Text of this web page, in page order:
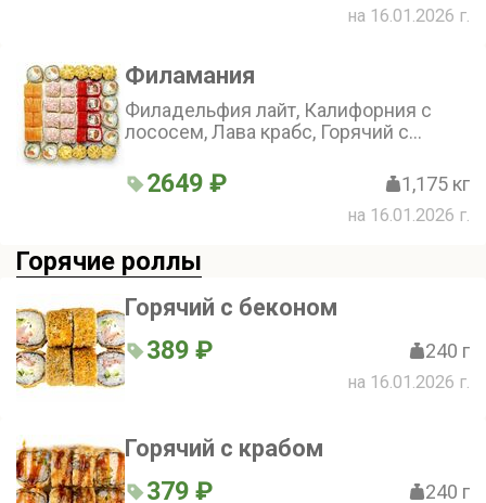
на 16.01.2026 г.
Филамания
Филадельфия лайт, Калифорния с
лососем, Лава крабс, Горячий с
2649 ₽ 1,175 кг
на 16.01.2026 г.
Горячие роллы
Горячий с беконом
389 ₽ 240 г
на 16.01.2026 г.
Горячий с крабом
379 ₽ 240 г